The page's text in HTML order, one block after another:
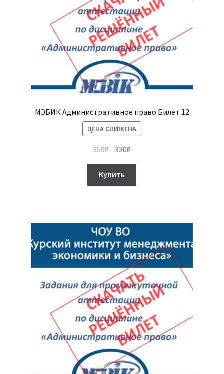
МЭБИК Административное право Билет 12
ЦЕНА СНИЖЕНА
350₽ Первоначальная
составляла
350₽.
330₽
Купить